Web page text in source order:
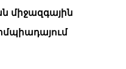
միջազգային